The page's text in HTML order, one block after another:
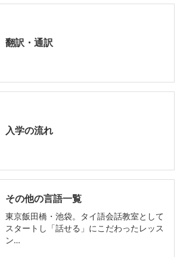
翻訳・通訳
入学の流れ
その他の言語一覧
東京飯田橋・池袋。タイ語会話教室として
スタートし「話せる」にこだわったレッス
ン…